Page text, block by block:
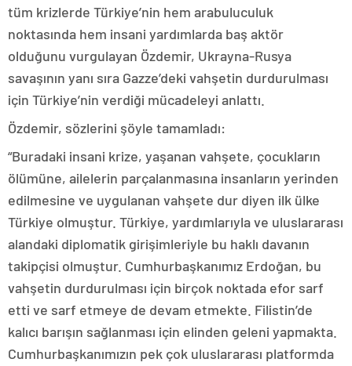
tüm krizlerde Türkiye’nin hem arabuluculuk
noktasında hem insani yardımlarda baş aktör
olduğunu vurgulayan Özdemir, Ukrayna-Rusya
savaşının yanı sıra Gazze’deki vahşetin durdurulması
için Türkiye’nin verdiği mücadeleyi anlattı.
Özdemir, sözlerini şöyle tamamladı:
“Buradaki insani krize, yaşanan vahşete, çocukların
ölümüne, ailelerin parçalanmasına insanların yerinden
edilmesine ve uygulanan vahşete dur diyen ilk ülke
Türkiye olmuştur. Türkiye, yardımlarıyla ve uluslararası
alandaki diplomatik girişimleriyle bu haklı davanın
takipçisi olmuştur. Cumhurbaşkanımız Erdoğan, bu
vahşetin durdurulması için birçok noktada efor sarf
etti ve sarf etmeye de devam etmekte. Filistin’de
kalıcı barışın sağlanması için elinden geleni yapmakta.
Cumhurbaşkanımızın pek çok uluslararası platformda